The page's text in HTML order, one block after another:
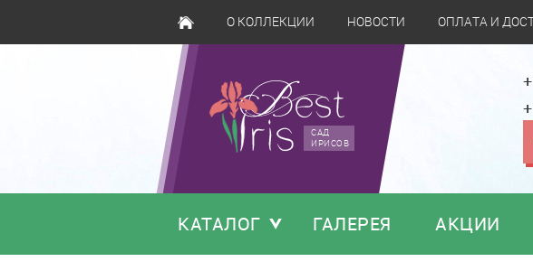
О КОЛЛЕКЦИИ НОВОСТИ ОПЛАТА И
САД
ИРИСОВ
КАТАЛОГ ГАЛЕРЕЯ АКЦИИ